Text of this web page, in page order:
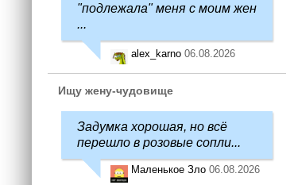
"подлежала" меня с моим жен
...
alex_karno 06.08.2026
Ищу жену-чудовище
Задумка хорошая, но всё
перешло в розовые сопли...
Маленькое Зло 06.08.2026